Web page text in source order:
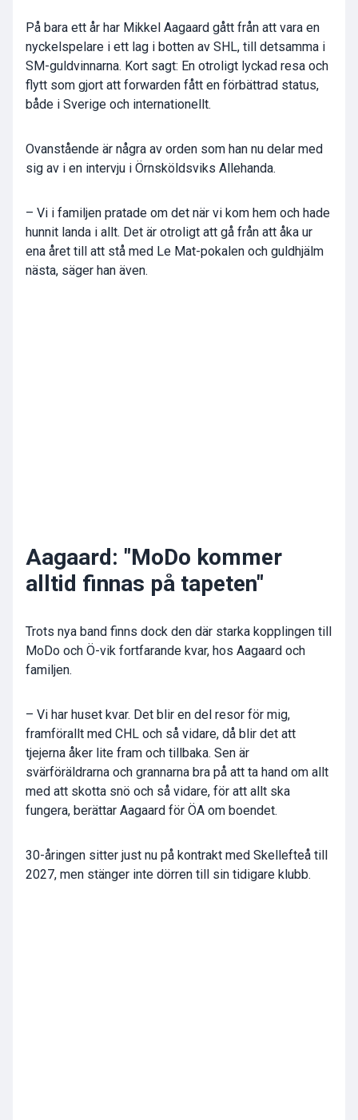
På bara ett år har Mikkel Aagaard gått från att vara en
nyckelspelare i ett lag i botten av SHL, till detsamma i
SM-guldvinnarna. Kort sagt: En otroligt lyckad resa och
flytt som gjort att forwarden fått en förbättrad status,
både i Sverige och internationellt.
Ovanstående är några av orden som han nu delar med
sig av i en intervju i Örnsköldsviks Allehanda.
– Vi i familjen pratade om det när vi kom hem och hade
hunnit landa i allt. Det är otroligt att gå från att åka ur
ena året till att stå med Le Mat-pokalen och guldhjälm
nästa, säger han även.
Aagaard: "MoDo kommer
alltid finnas på tapeten"
Trots nya band finns dock den där starka kopplingen till
MoDo och Ö-vik fortfarande kvar, hos Aagaard och
familjen.
– Vi har huset kvar. Det blir en del resor för mig,
framförallt med CHL och så vidare, då blir det att
tjejerna åker lite fram och tillbaka. Sen är
svärföräldrarna och grannarna bra på att ta hand om allt
med att skotta snö och så vidare, för att allt ska
fungera, berättar Aagaard för ÖA om boendet.
30-åringen sitter just nu på kontrakt med Skellefteå till
2027, men stänger inte dörren till sin tidigare klubb.